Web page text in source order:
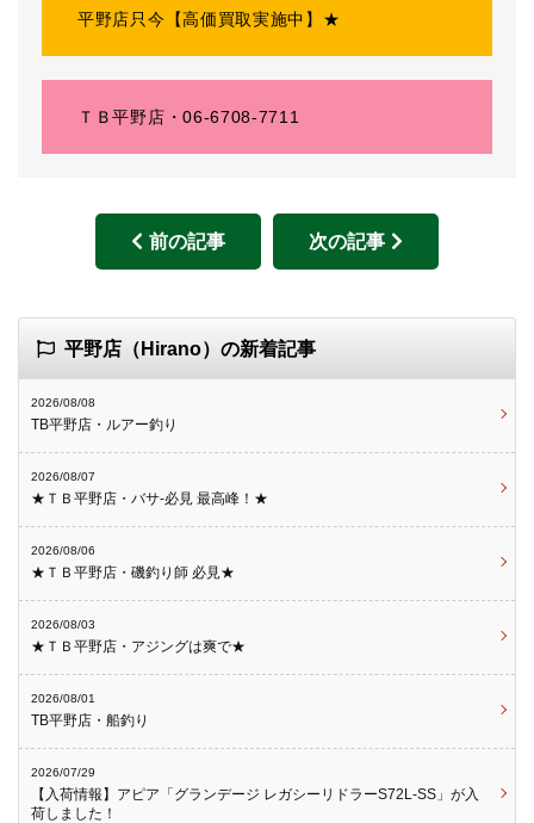
平野店只今【高価買取実施中】★
ＴＢ平野店・06-6708-7711
前の記事 次の記事
平野店（Hirano）の新着記事
2026/08/08
TB平野店・ルアー釣り
2026/08/07
★ＴＢ平野店・バサ-必見 最高峰！★
2026/08/06
★ＴＢ平野店・磯釣り師 必見★
2026/08/03
★ＴＢ平野店・アジングは爽で★
2026/08/01
TB平野店・船釣り
2026/07/29
【入荷情報】アピア「グランデージ レガシーリドラーS72L-SS」が入
荷しました！